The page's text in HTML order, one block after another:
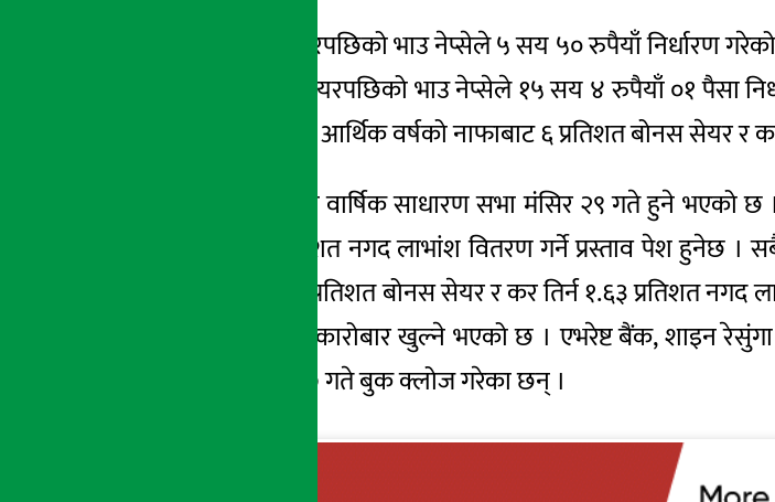
एभरेष्टको बोनस सेयरपछिको भाउ नेप्सेले ५ सय ५० रुपैयाँ निर्धारण
लघुवित्तको बोनस सेयरपछिको भाउ नेप्सेले १५ सय ४ रुपैयाँ ०१ पैसा
छ । उक्त सभामा गत आर्थिक वर्षको नाफाबाट ६ प्रतिशत बोनस सेयर
यस्तै शाइन रेसुंगाको वार्षिक साधारण सभा मंसिर २९ गते हुने भएको छ
कर तिर्न ०.५७ प्रतिशत नगद लाभांश वितरण गर्ने प्रस्ताव पेश हुनेछ
उक्त सभामा ३१.०५ प्रतिशत बोनस सेयर र कर तिर्न १.६३ प्रतिशत
यी कम्पनीको सेयर कारोबार खुल्ने भएको छ । एभरेष्ट बैंक, शाइन
लागि आज मंसिर १७ गते बुक क्लोज गरेका छन् ।